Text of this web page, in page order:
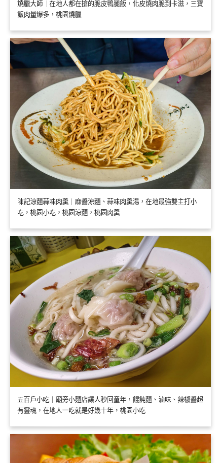
燒臘大師｜在地人都在搶的脆皮鴨腿飯，化皮燒肉脆到卡滋，三寶
飯肉量爆多，桃園燒臘
陳記涼麵蒜味肉羹｜麻醬涼麵、蒜味肉羹湯，在地最強雙主打小
吃，桃園小吃，桃園涼麵，桃園肉羹
五百戶小吃｜廟旁小麵店讓人秒回童年，餛飩麵、滷味、辣椒醬超
有靈魂，在地人一吃就是好幾十年，桃園小吃